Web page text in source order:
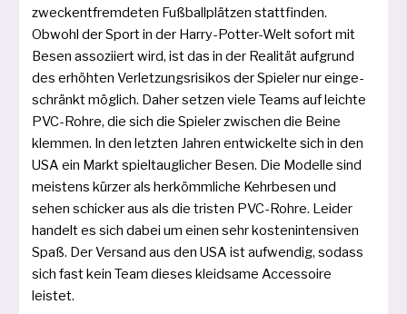
zweck­ent­frem­de­ten Fußballplätzen statt­fin­den.
Obwohl der Sport in der Harry-Potter-Welt sofort mit
Besen asso­zi­iert wird, ist das in der Realität auf­grund
des erhöh­ten Verletzungsrisikos der Spieler nur ein­ge­
schränkt mög­lich. Daher set­zen vie­le Teams auf leich­te
PVC-Rohre, die sich die Spieler zwi­schen die Beine
klem­men. In den letz­ten Jahren ent­wi­ckel­te sich in den
USA ein Markt spiel­taug­li­cher Besen. Die Modelle sind
meis­tens kür­zer als her­kömm­li­che Kehrbesen und
sehen schi­cker aus als die tris­ten PVC-Rohre. Leider
han­delt es sich dabei um einen sehr kos­ten­in­ten­si­ven
Spaß. Der Versand aus den USA ist auf­wen­dig, sodass
sich fast kein Team die­ses kleid­sa­me Accessoire
leistet.